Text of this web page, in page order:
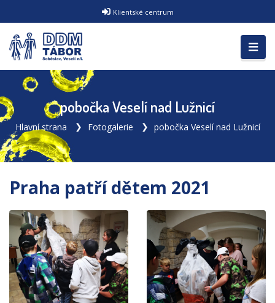
Klientské centrum
pobočka Veselí nad Lužnicí
Hlavní strana Fotogalerie pobočka Veselí nad Lužnicí
Praha patří dětem 2021